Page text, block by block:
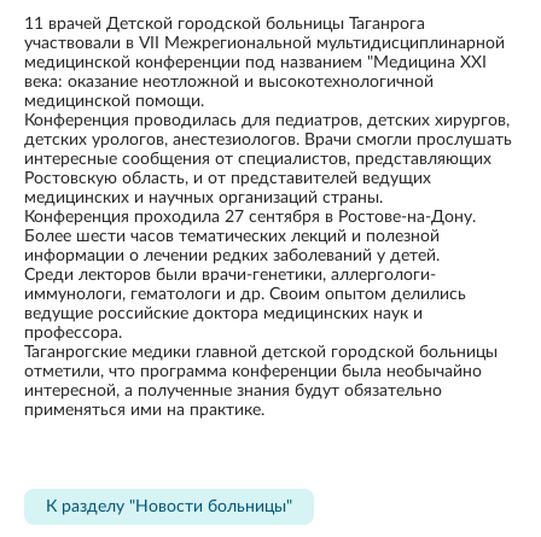
11 врачей Детской городской больницы Таганрога
участвовали в VII Межрегиональной мультидисциплинарной
медицинской конференции под названием "Медицина XXI
века: оказание неотложной и высокотехнологичной
медицинской помощи.
Конференция проводилась для педиатров, детских хирургов,
детских урологов, анестезиологов. Врачи смогли прослушать
интересные сообщения от специалистов, представляющих
Ростовскую область, и от представителей ведущих
медицинских и научных организаций страны.
Конференция проходила 27 сентября в Ростове-на-Дону.
Более шести часов тематических лекций и полезной
информации о лечении редких заболеваний у детей.
Среди лекторов были врачи-генетики, аллергологи-
иммунологи, гематологи и др. Своим опытом делились
ведущие российские доктора медицинских наук и
профессора.
Таганрогские медики главной детской городской больницы
отметили, что программа конференции была необычайно
интересной, а полученные знания будут обязательно
применяться ими на практике.
К разделу "Новости больницы"